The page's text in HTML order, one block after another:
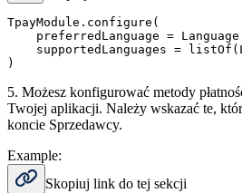
TpayModule.configure(
preferredLanguage =
supportedLanguages =
)
5. Możesz konfigurować metody
Twojej aplikacji. Należy wskazać te,
koncie Sprzedawcy.
Example:
Skopiuj link do tej sekcji